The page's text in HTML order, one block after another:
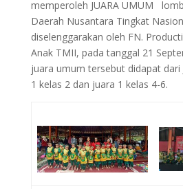
memperoleh JUARA UMUM
Daerah Nusantara Tingkat
diselenggarakan oleh FN.
Anak TMII, pada tanggal 21
juara umum tersebut didapat dari
1 kelas 2 dan juara 1 kelas 4-6.